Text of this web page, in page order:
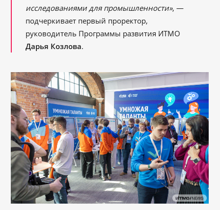
исследованиями для промышленности», —
подчеркивает первый проректор,
руководитель Программы развития ИТМО
Дарья Козлова.